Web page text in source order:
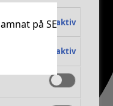
på SE
Alltid aktiv
Alltid aktiv